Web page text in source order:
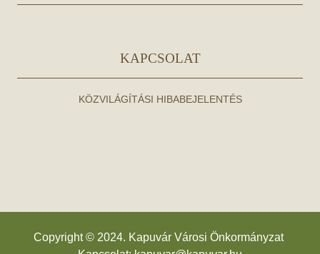
KAPCSOLAT
KÖZVILÁGÍTÁSI HIBABEJELENTÉS
Copyright © 2024. Kapuvár Városi Önkormányzat